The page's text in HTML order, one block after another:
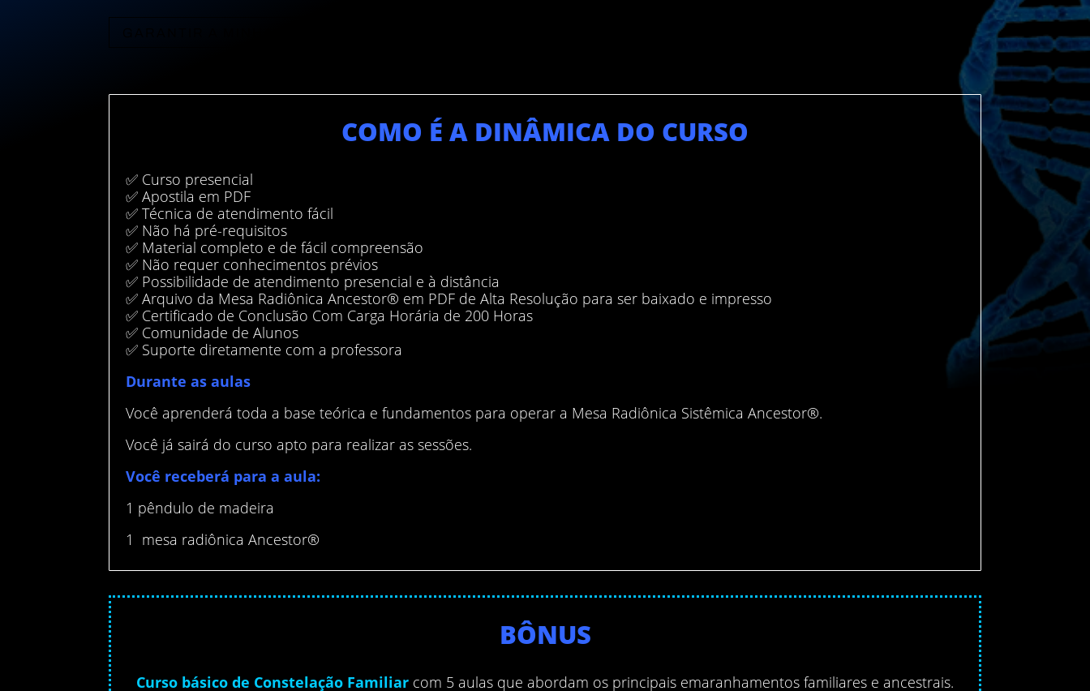
COMO É A DINÂMICA DO CURSO
✅ Curso presencial
✅ Apostila em PDF
✅ Técnica de atendimento fácil
✅ Não há pré-requisitos
✅ Material completo e de fácil compreensão
✅ Não requer conhecimentos prévios
✅ Possibilidade de atendimento presencial e à distância
✅ Arquivo da Mesa Radiônica Ancestor® em PDF de Alta Resolução para ser baixado e impresso
✅ Certificado de Conclusão Com Carga Horária de 200 Horas
✅ Comunidade de Alunos
✅ Suporte diretamente com a professora
Durante as aulas
Você aprenderá toda a base teórica e fundamentos para operar a Mesa Radiônica Sistêmica Ancestor®.
Você já sairá do curso apto para realizar as sessões.
Você receberá para a aula:
1 pêndulo de madeira
1 mesa radiônica Ancestor®
BÔNUS
Curso básico de Constelação Familiar com 5 aulas que abordam os principais emaranhamentos familiares e ancestrais.